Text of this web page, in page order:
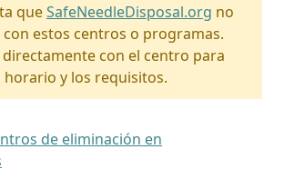
queSafeNeedleDisposal.org no
estos centros o programas.
con el centro para
y los requisitos.
de eliminación en